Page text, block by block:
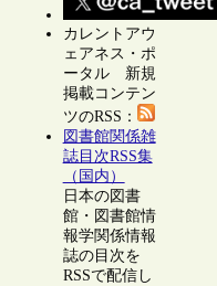
カレントアウ
ェアネス・ポ
ータル 新規
掲載コンテン
ツのRSS：
図書館関係雑
誌目次RSS集
（国内）
日本の図書
館・図書館情
報学関係情報
誌の目次を
RSSで配信し